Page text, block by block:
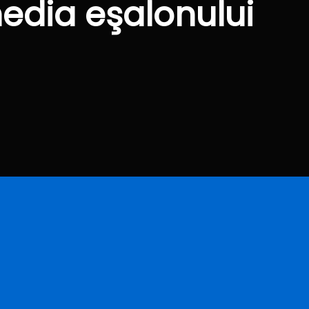
eşalonului